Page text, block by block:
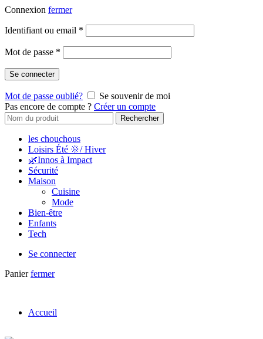
Connexion fermer
Identifiant ou email *
Mot de passe *
Se connecter
Mot de passe oublié?
Se souvenir de moi
Pas encore de compte ? Créer un compte
Rechercher
les chouchous
Loisirs Été 🌞/ Hiver
🌿Innos à Impact
Sécurité
Maison
Cuisine
Mode
Bien-être
Enfants
Tech
Se connecter
Panier fermer
Accueil